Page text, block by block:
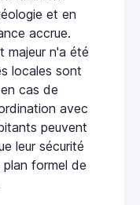
et en
accrue.
majeur n'a été
locales sont
cas de
avec
peuvent
leur sécurité
plan formel de